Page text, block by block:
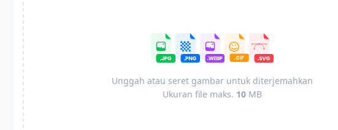
Unggah atau seret gambar untuk diterjemahkan
Ukuran file maks. 10 MB